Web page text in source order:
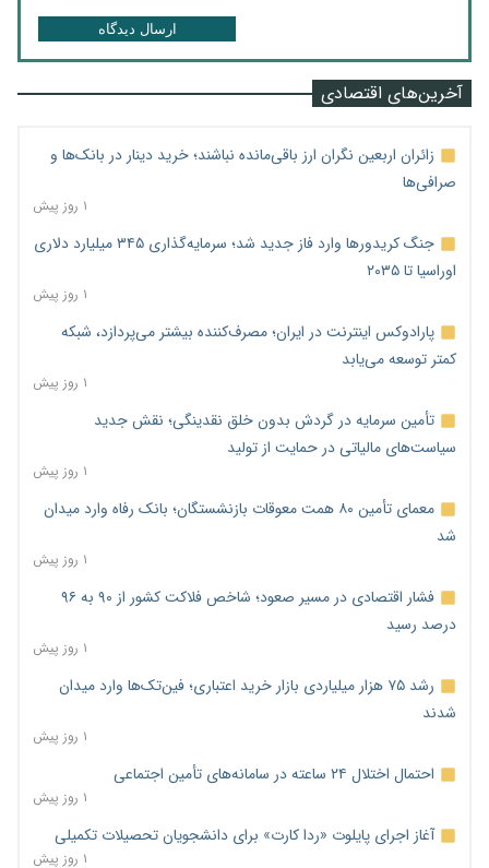
ارسال دیدگاه
آخرین‌های اقتصادی
زائران اربعین نگران ارز باقی‌مانده نباشند؛ خرید دینار در بانک‌ها و
صرافی‌ها
۱ روز پیش
جنگ کریدورها وارد فاز جدید شد؛ سرمایه‌گذاری ۳۴۵ میلیارد دلاری
اوراسیا تا ۲۰۳۵
۱ روز پیش
پارادوکس اینترنت در ایران؛ مصرف‌کننده بیشتر می‌پردازد، شبکه
کمتر توسعه می‌یابد
۱ روز پیش
تأمین سرمایه در گردش بدون خلق نقدینگی؛ نقش جدید
سیاست‌های مالیاتی در حمایت از تولید
۱ روز پیش
معمای تأمین ۸۰ همت معوقات بازنشستگان؛ بانک رفاه وارد میدان
شد
۱ روز پیش
فشار اقتصادی در مسیر صعود؛ شاخص فلاکت کشور از ۹۰ به ۹۶
درصد رسید
۱ روز پیش
رشد ۷۵ هزار میلیاردی بازار خرید اعتباری؛ فین‌تک‌ها وارد میدان
شدند
۱ روز پیش
احتمال اختلال ۲۴ ساعته در سامانه‌های تأمین اجتماعی
۱ روز پیش
آغاز اجرای پایلوت «ردا کارت» برای دانشجویان تحصیلات تکمیلی
۱ روز پیش